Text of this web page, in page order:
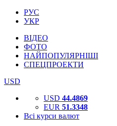
РУС
УКР
ВІДЕО
ФОТО
НАЙПОПУЛЯРНІШІ
СПЕЦПРОЕКТИ
USD
USD 44.4869
EUR 51.3348
Всі курси валют